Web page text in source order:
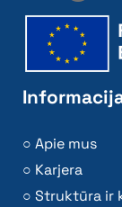
Apie mus
Karjera
Struktūra ir